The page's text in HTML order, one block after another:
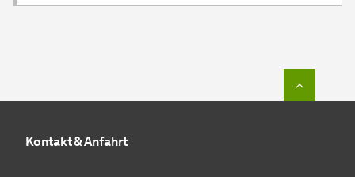
Kontakt & Anfahrt